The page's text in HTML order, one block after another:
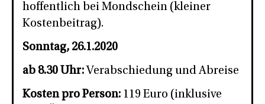
hoffentlich bei Mondschein (kleiner
Kostenbeitrag).
Sonntag, 26.1.2020
ab 8.30 Uhr: Verabschiedung und Abreise
Kosten pro Person: 119 Euro (inklusive